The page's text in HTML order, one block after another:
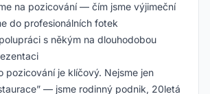
na pozicování — čím jsme výjimeční
do profesionálních fotek
s někým na dlouhodobou
pozicování je klíčový. Nejsme jen
— jsme rodinný podnik, 20letá